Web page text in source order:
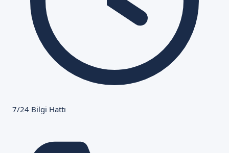
7/24 Bilgi Hattı